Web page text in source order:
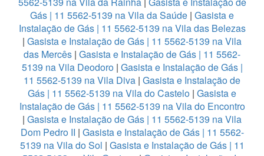
Gás | 11 5562-5139 na Vila da Saúde | Gasista e
Instalação de Gás | 11 5562-5139 na Vila das Belezas
| Gasista e Instalação de Gás | 11 5562-5139 na Vila
das Mercês | Gasista e Instalação de Gás | 11 5562-
5139 na Vila Deodoro| Gasista e Instalação de Gás |
11 5562-5139 na Vila Diva | Gasista e Instalação de
Gás | 11 5562-5139 na Vila do Castelo | Gasista e
Instalação de Gás | 11 5562-5139 na Vila do Encontro
| Gasista e Instalação de Gás | 11 5562-5139 na Vila
Dom Pedro II | Gasista e Instalação de Gás | 11 5562-
5139 na Vila do Sol | Gasista e Instalação de Gás | 11